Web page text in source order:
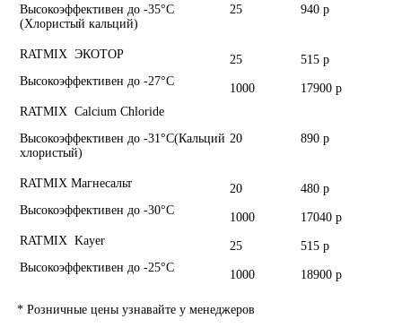
Высокоэффективен до -35°С
(Хлористый кальций)
25 940 р
RATMIX ЭКОТОР
Высокоэффективен до -27°С
25 515 р
1000
17900 р
RATMIX Calcium Chloride
Высокоэффективен до -31°С(Кальций
хлористый)
20 890 р
RATMIX Магнесальт
Высокоэффективен до -30°С
20 480 р
1000
17040 р
RATMIX Kayer
Высокоэффективен до -25°С
25 515 р
1000 18900 р
* Розничные цены узнавайте у менеджеров